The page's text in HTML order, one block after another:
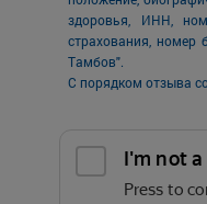
здоровья, ИНН,
страхования, номер
Тамбов".
С порядком отзыва